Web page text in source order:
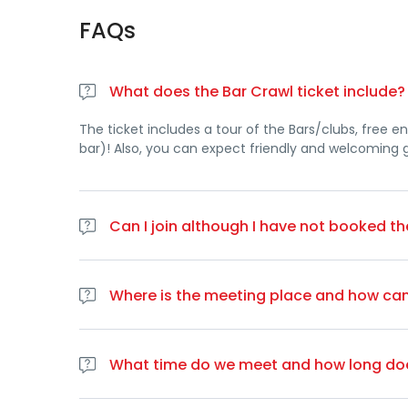
FAQs
What does the Bar Crawl ticket include?
The ticket includes a tour of the Bars/clubs, free
bar)! Also, you can expect friendly and welcoming
Can I join although I have not booked
Yes. If you haven’t booked online, you can join
a credit card.
Where is the meeting place and how
We meet inside the bar. Our guides wear a red
What time do we meet and how long
We meet between 20:30 to 21:30. If you don’t